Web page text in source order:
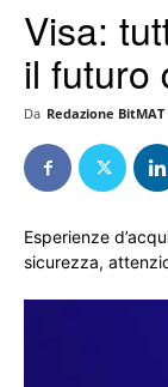
Visa:
il futuro
Da Redazione BitMAT
Esperienze
sicurezza,